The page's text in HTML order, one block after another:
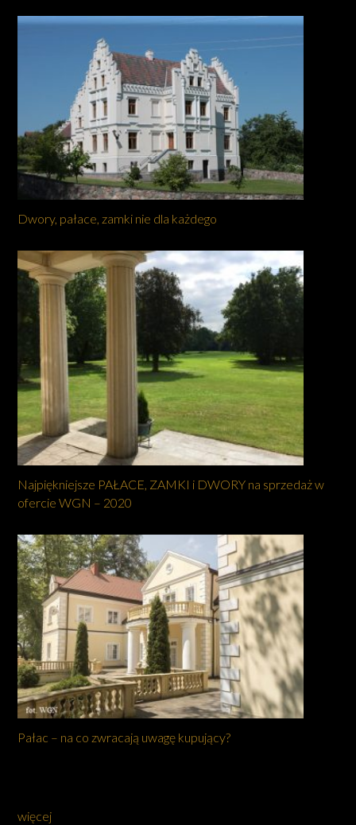
Dwory, pałace, zamki nie dla każdego
Najpiękniejsze PAŁACE, ZAMKI i DWORY na sprzedaż w
ofercie WGN – 2020
Pałac – na co zwracają uwagę kupujący?
więcej